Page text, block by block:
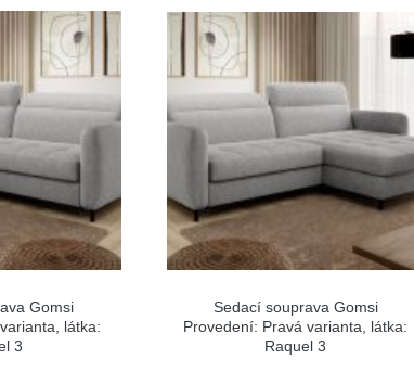
Gomsi
látka:
3
Sedací souprava Gomsi
Provedení: Pravá varianta, látka:
Raquel 3